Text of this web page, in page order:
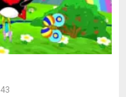
43